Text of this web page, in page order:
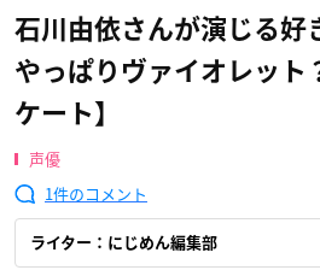
石川由依さんが演じる好
やっぱりヴァイオレット
ケート】
声優
1
ライター：にじめん編集部